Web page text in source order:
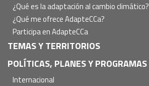
¿Qué es la adaptación al cambio climático?
¿Qué me ofrece AdapteCCa?
Participa en AdapteCCa
TEMAS Y TERRITORIOS
POLÍTICAS, PLANES Y PROGRAMAS
Internacional